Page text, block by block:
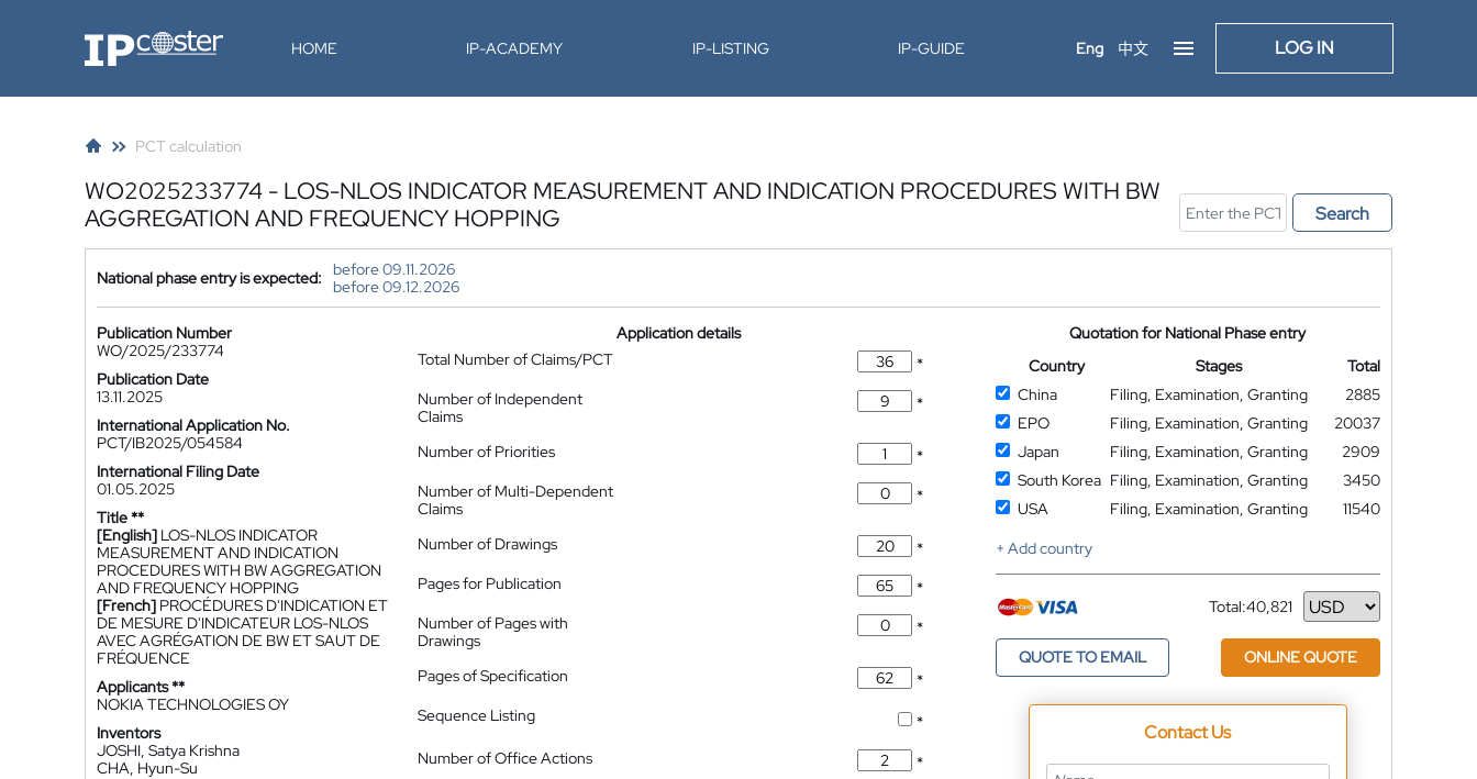
IP-Coster HOME IP-ACADEMY IP-LISTING IP-GUIDE Eng 中文 LOG IN
PCT calculation
WO2025233774 - LOS-NLOS INDICATOR MEASUREMENT AND INDICATION PROCEDURES WITH BW
AGGREGATION AND FREQUENCY HOPPING
Search
National phase entry is expected:
before 09.11.2026
before 09.12.2026
Publication Number
WO/2025/233774
Publication Date
13.11.2025
International Application No.
PCT/IB2025/054584
International Filing Date
01.05.2025
Title **
[English] LOS-NLOS INDICATOR
MEASUREMENT AND INDICATION
PROCEDURES WITH BW AGGREGATION
AND FREQUENCY HOPPING
[French] PROCÉDURES D'INDICATION ET
DE MESURE D'INDICATEUR LOS-NLOS
AVEC AGRÉGATION DE BW ET SAUT DE
FRÉQUENCE
Applicants **
NOKIA TECHNOLOGIES OY
Inventors
JOSHI, Satya Krishna
CHA, Hyun-Su
Application details
Total Number of Claims/PCT
*
Number of Independent
Claims
*
Number of Priorities
*
Number of Multi-Dependent
Claims
*
Number of Drawings
*
Pages for Publication
*
Number of Pages with
Drawings
*
Pages of Specification
*
Sequence Listing
*
Number of Office Actions
*
Quotation for National Phase entry
Country
Stages
Total
China
Filing, Examination, Granting
2885
EPO
Filing, Examination, Granting
20037
Japan
Filing, Examination, Granting
2909
South Korea Filing, Examination, Granting
3450
USA
Filing, Examination, Granting
11540
+ Add country
Total:40,821
Currency
QUOTE TO EMAIL ONLINE QUOTE
Contact Us